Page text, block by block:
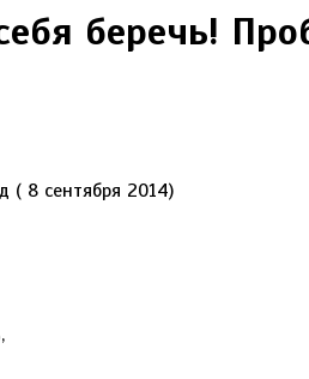
беречь!
( 8 сентября 2014)